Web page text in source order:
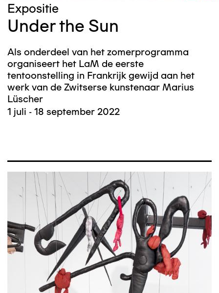
Expositie
Under the Sun
Als onderdeel van het zomerprogramma
organiseert het LaM de eerste
tentoonstelling in Frankrijk gewijd aan het
werk van de Zwitserse kunstenaar Marius
Lüscher
1 juli - 18 september 2022
Afbeelding